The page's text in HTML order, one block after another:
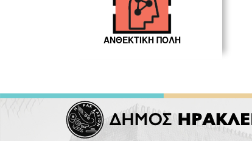
ΑΝΘΕΚΤΙΚΗ ΠΟΛΗ